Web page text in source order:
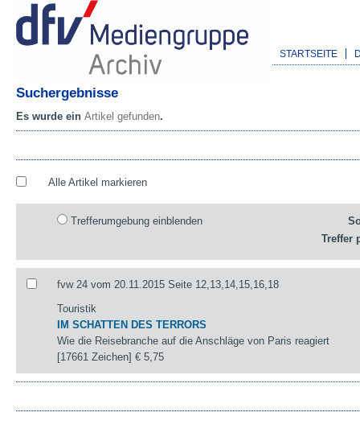
STARTSEITE
Suchergebnisse
Es wurde ein Artikel gefunden.
Alle Artikel markieren
Trefferumgebung einblenden
Treffer
fvw 24 vom 20.11.2015 Seite 12,13,14,15,16,18
Touristik
IM SCHATTEN DES TERRORS
Wie die Reisebranche auf die Anschläge von Paris reagiert
[17661 Zeichen]€ 5,75